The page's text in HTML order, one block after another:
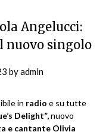
Angelucci:
nuovo singolo
byadmin
in radio e su tutte
Delight”,nuovo
e cantante Olivia